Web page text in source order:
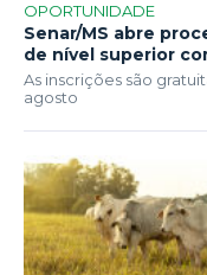
OPORTUNIDADE
Senar/MS abre
de nível superior
As inscrições são
agosto